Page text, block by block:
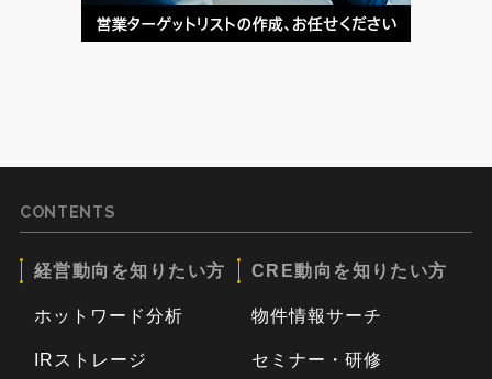
CONTENTS
経営動向を知りたい方
ホットワード分析
IRストレージ
CRE動向を知りたい方
物件情報サーチ
セミナー・研修